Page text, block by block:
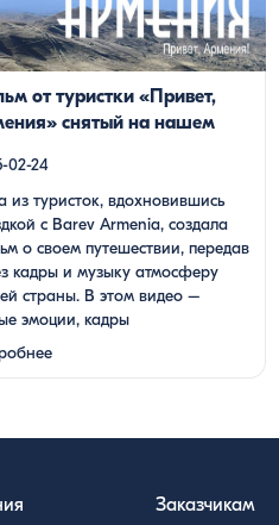
красоты
захватывающие виды гор и
тепло и душевность местных
под завораживающие
дудука Дживана Гаспаряна
настоящим погружением […]
от туристки «Привет,
снятый на нашем
02-24
из туристок, вдохновившись
с Barev Armenia, создала
о своем путешествии, передав
кадры и музыку атмосферу
страны. В этом видео –
эмоции, кадры
красоты
захватывающие виды
блюд. Путешествие под
погружением …Заказчикам